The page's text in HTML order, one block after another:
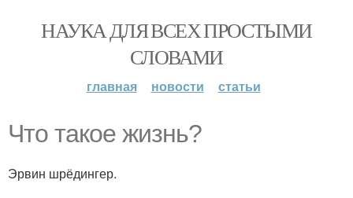
НАУКА ДЛЯ ВСЕХ ПРОСТЫМИ
СЛОВАМИ
главная новости статьи
Что такое жизнь?
Эрвин шрёдингер.